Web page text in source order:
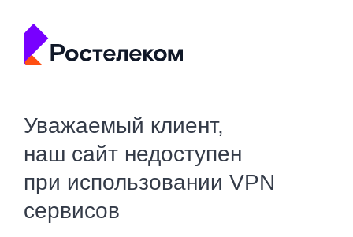
Уважаемый клиент,
наш сайт недоступен
при использовании VPN
сервисов